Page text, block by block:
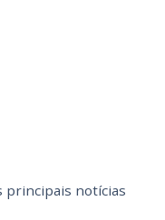
principais notícias